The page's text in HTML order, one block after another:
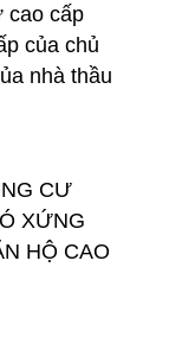
cao cấp
của chủ
nhà thầu
CƯ
XỨNG
HỘ CAO